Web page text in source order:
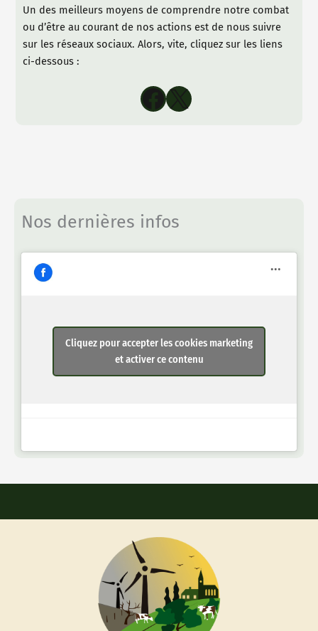
Un des meilleurs moyens de comprendre notre combat
ou d’être au courant de nos actions est de nous suivre
sur les réseaux sociaux. Alors, vite, cliquez sur les liens
ci-dessous :
Facebook
X
Nos dernières infos
Cliquez pour accepter les cookies marketing
et activer ce contenu